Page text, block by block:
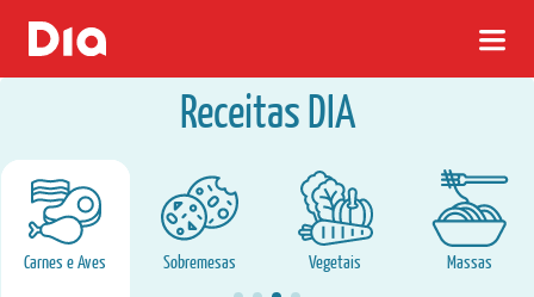
Receitas DIA
Carnes e Aves Sobremesas Vegetais Massas